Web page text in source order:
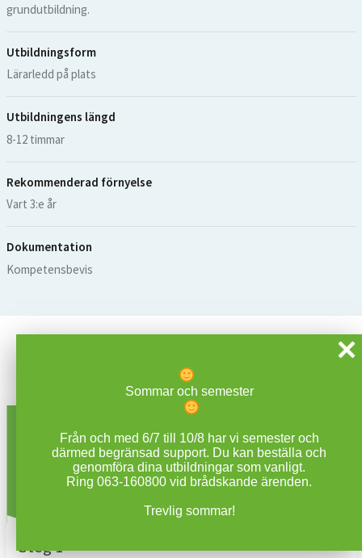
grundutbildning.
Utbildningsform
Lärarledd på plats
Utbildningens längd
8-12 timmar
Rekommenderad förnyelse
Vart 3:e år
Dokumentation
Kompetensbevis
Steg 1
Sommar och semester
Från och med 6/7 till 10/8 har vi semester och
därmed begränsad support. Du kan beställa och
genomföra dina utbildningar som vanligt.
Ring 063-160800 vid brådskande ärenden.
Trevlig sommar!